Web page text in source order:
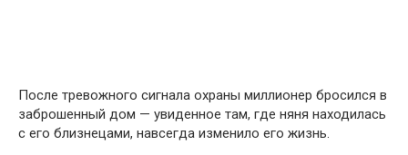
После тревожного сигнала охраны миллионер бросился в
заброшенный дом — увиденное там, где няня находилась
с его близнецами, навсегда изменило его жизнь.